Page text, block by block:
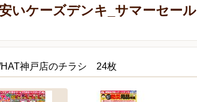
いケーズデンキ_サマーセール
HAT神戸店のチラシ 24枚